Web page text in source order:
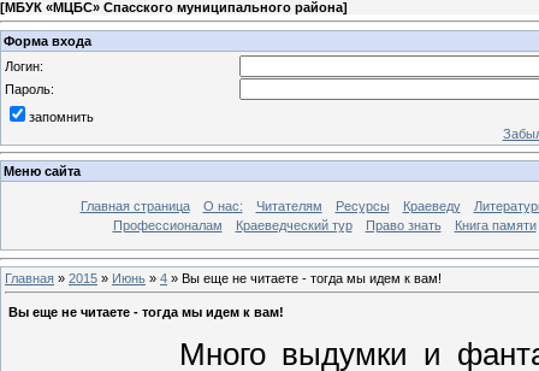
[МБУК «МЦБС» Спасского муниципального района]
Форма входа
Логин:
Пароль:
запомнить
Меню сайта
Главная страница О нас: Читателям Ресурсы Краеведу
Профессионалам
Краеведческий тур Право знать Книга памяти
Главная » 2015 » Июнь » 4 » Вы еще не читаете - тогда мы идем к вам!
Вы еще не читаете - тогда мы идем к вам!
Много выдумки и фантазии